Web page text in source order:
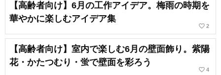
【高齢者向け】6月の工作アイデア。梅雨の時期を
華やかに楽しむアイデア集
favorite_border 2
【高齢者向け】室内で楽しむ6月の壁面飾り。紫陽
花・かたつむり・蛍で壁面を彩ろう
favorite_border 4